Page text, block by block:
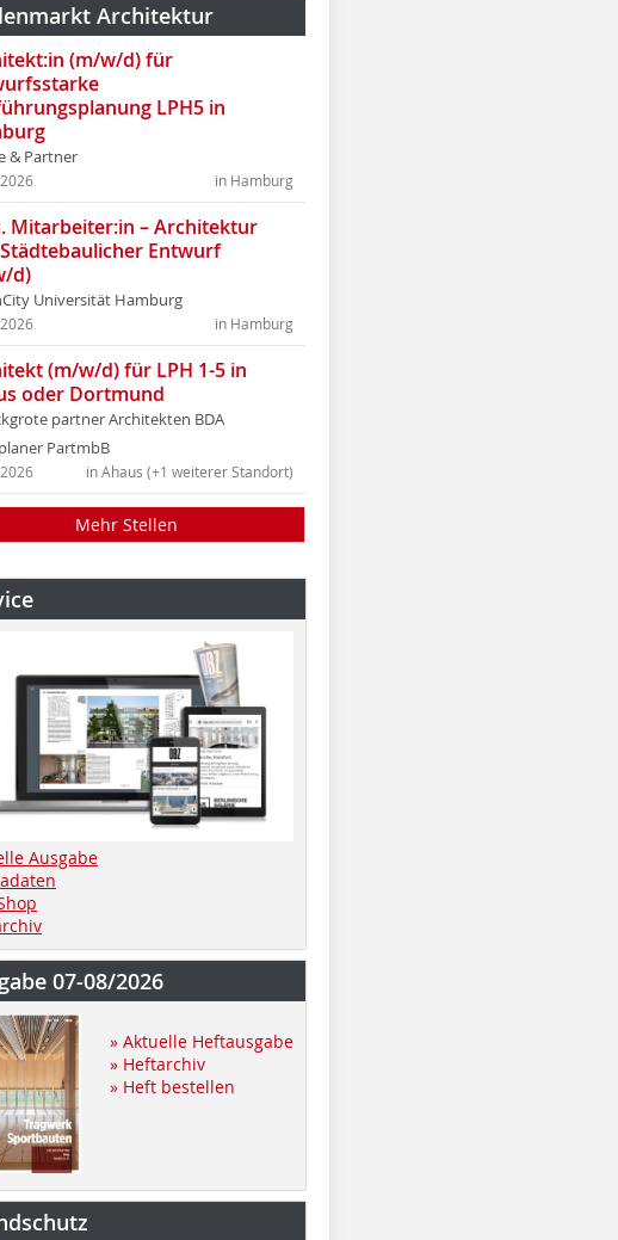
Architektur
(m/w/d) für
LPH5 in
& Partner
in Hamburg
Mitarbeiter:in – Architektur
Entwurf
d)
Universität Hamburg
in Hamburg
(m/w/d) für LPH 1-5 in
oder Dortmund
partner Architekten BDA
PartmbB
in Ahaus (+1 weiterer Standort)
Mehr Stellen
Ausgabe
07-08/2026
» Aktuelle Heftausgabe
» Heftarchiv
» Heft bestellen